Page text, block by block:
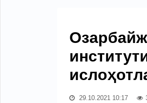
29.10.2021 10:17